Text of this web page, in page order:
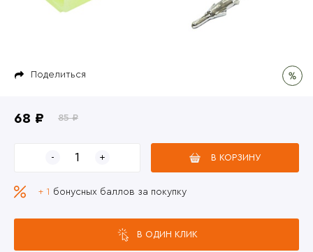
Поделиться
68 ₽ 85 ₽
В КОРЗИНУ
+ 1 бонусных баллов за покупку
В ОДИН КЛИК